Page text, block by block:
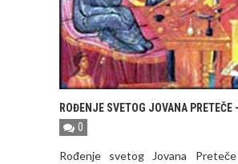
ROĐENJE SVETOG JOVANA PRETEČE
0
Rođenje svetog Jovana